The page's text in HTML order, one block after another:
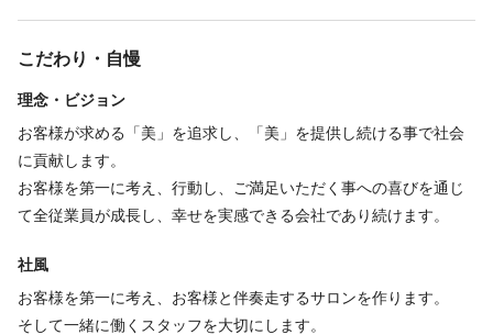
休日
仕事内容
フェイシャル 脱毛エステ
施術・受付・カウンセリング・清掃準備など
こだわり・自慢
理念・ビジョン
お客様が求める「美」を追求し、「美」を提供し続ける事で社会
に貢献します。
お客様を第一に考え、行動し、ご満足いただく事への喜びを通じ
て全従業員が成長し、幸せを実感できる会社であり続けます。
社風
お客様を第一に考え、お客様と伴奏走するサロンを作ります。
そして一緒に働くスタッフを大切にします。